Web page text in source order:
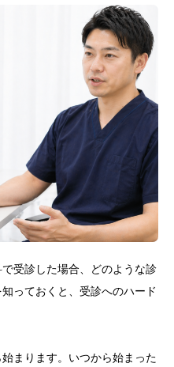
受診した場合、どのような診
っておくと、受診へのハード
まります。いつから始まった